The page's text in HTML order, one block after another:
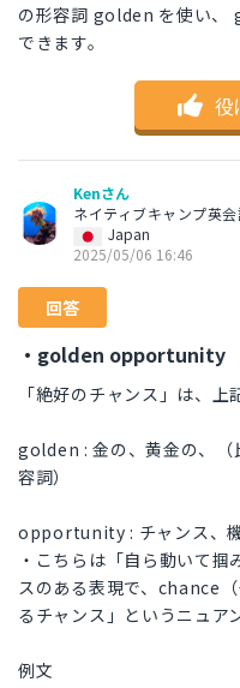
の形容詞 golden を使い
できます。
役
Kenさん
ネイティブキャンプ英
Japan
2025/05/06 16:46
回答
・golden opportunity
「絶好のチャンス」は、上
golden : 金の、黄金の、（
容詞）
opportunity : チャンス、機
・こちらは「自ら動いて
スのある表現で、chance
るチャンス」というニュア
例文